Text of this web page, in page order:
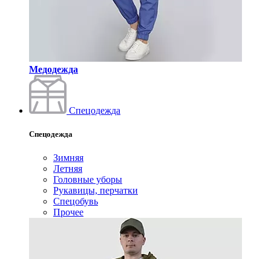
Медодежда
Спецодежда
Спецодежда
Зимняя
Летняя
Головные уборы
Рукавицы, перчатки
Спецобувь
Прочее